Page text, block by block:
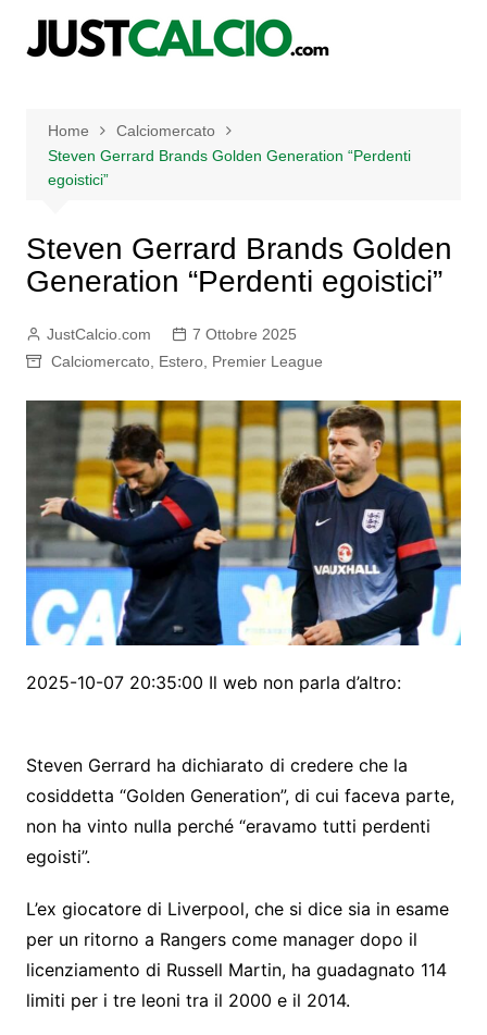
Home
Calciomercato
Steven Gerrard Brands Golden Generation “Perdenti
egoistici”
Steven Gerrard Brands Golden
Generation “Perdenti egoistici”
JustCalcio.com
7 Ottobre 2025
Calciomercato, Estero, Premier League
2025-10-07 20:35:00 Il web non parla d’altro:
Steven Gerrard ha dichiarato di credere che la
cosiddetta “Golden Generation”, di cui faceva parte,
non ha vinto nulla perché “eravamo tutti perdenti
egoisti”.
L’ex giocatore di Liverpool, che si dice sia in esame
per un ritorno a Rangers come manager dopo il
licenziamento di Russell Martin, ha guadagnato 114
limiti per i tre leoni tra il 2000 e il 2014.